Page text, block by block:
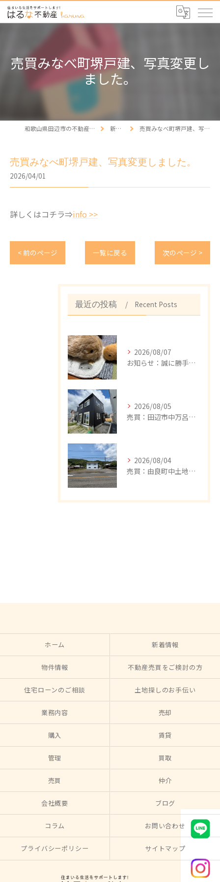
売買みなべ町堺戸建、写真変更し
ました。
和歌山県田辺市の不動産ならはるな不動産 新着情報 売買みなべ町堺戸建、写真変更しました。
売買みなべ町堺戸建、写真変更しました。
2026/04/01
詳しくはコチラ⇒info >>
< 前のページ 一覧に戻る 次のページ >
最近の投稿 Recent Posts
2026/08/07
お知らせ：誠に勝手ながら、8/8（土）～18（月）まで、夏季休暇とさせて頂きます。期間中のお問い合わせにつきましては、お問い合わせフォーム、メール、公式LINE、FAXで承っております。8/19（水）以降、順次回答致しますので、ご不便をおかけしますが、何卒宜しくお願い申し上げます。
2026/08/05
売買：田辺市中万呂新築建売住宅、新規追加しました。
2026/08/04
売買：由良町中土地、値下げしました。
ホーム 新着情報
物件情報 不動産売買をご検討の方
住宅ローンのご相談 土地探しのお手伝い
業務内容 売却
購入 賃貸
管理 買取
売買 仲介
会社概要 ブログ
コラム お問い合わせ
プライバシーポリシー サイトマップ